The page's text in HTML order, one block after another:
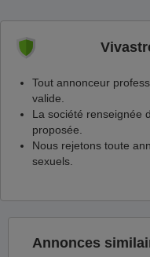
Tout annonceur
valide.
La société renseignée
proposée.
Nous rejetons toute
sexuels.
Annonces